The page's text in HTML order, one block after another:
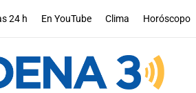
24 h En YouTube Clima Horóscopo